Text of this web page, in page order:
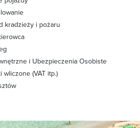
kradzieży i pożaru
i Ubezpieczenia Osobiste
(VAT itp.)